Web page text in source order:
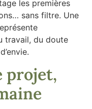
les premières
sans filtre. Une
travail, du doute
projet,